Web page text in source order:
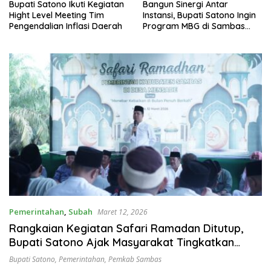
Bupati Satono Ikuti Kegiatan
Hight Level Meeting Tim
Pengendalian Inflasi Daerah
Bangun Sinergi Antar
Instansi, Bupati Satono Ingin
Program MBG di Sambas
Pemerintahan, Subah Maret 12, 2026
Rangkaian Kegiatan Safari Ramadan Ditutup,
Bupati Satono Ajak Masyarakat Tingkatkan
Kepedulian Sosial
Bupati Satono, Pemerintahan, Pemkab Sambas